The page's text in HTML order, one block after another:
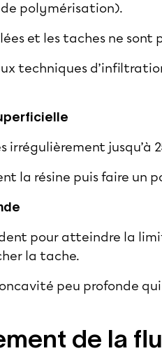
polymérisation).
et les taches ne sont
techniques
irrégulièrement jusqu’à
la résine puis faire un
pour atteindre la
la tache.
peu profonde
de la